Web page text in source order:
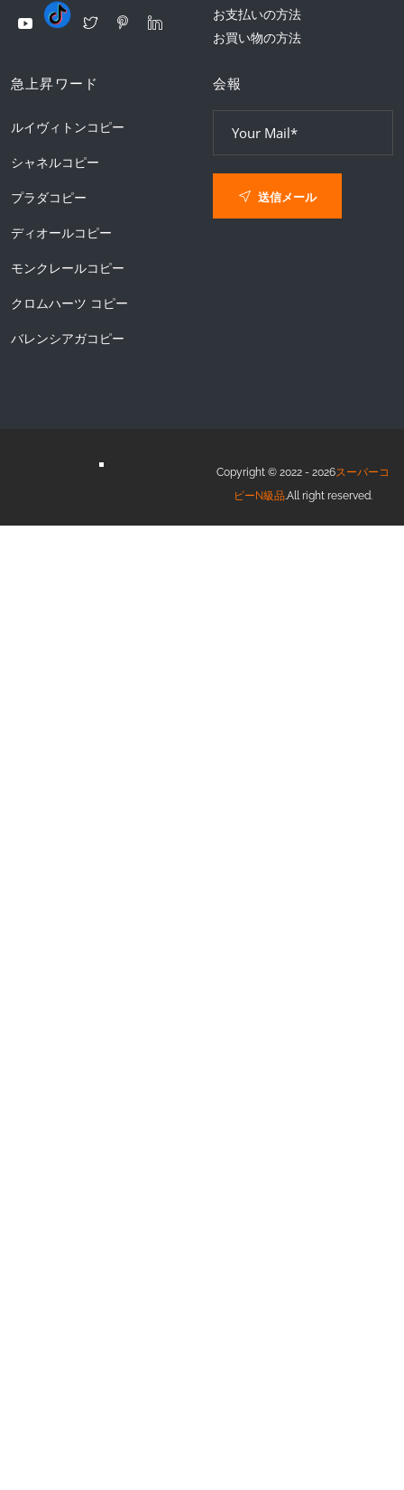
お支払いの方法
お買い物の方法
急上昇ワード
ルイヴィトンコピー
シャネルコピー
プラダコピー
ディオールコピー
モンクレールコピー
クロムハーツ コピー
バレンシアガコピー
会報
送信メール
Copyright © 2022 - 2026スーパーコ
ピーN級品.All right reserved.